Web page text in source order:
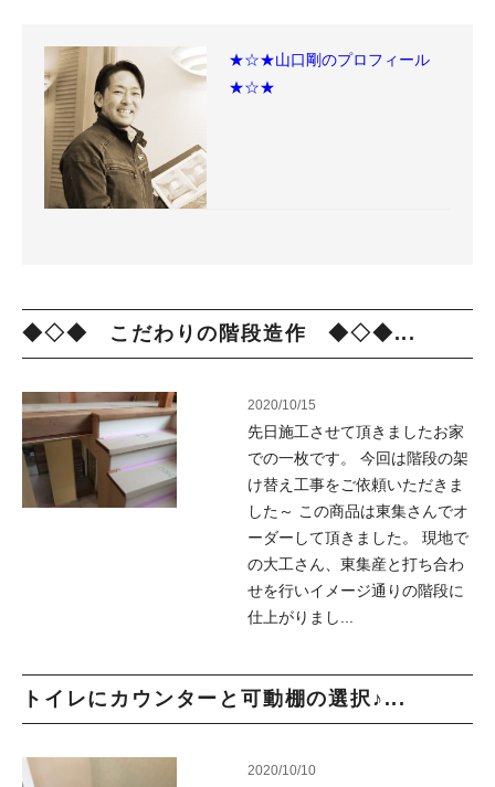
★☆★山口剛のプロフィール
★☆★
◆◇◆ こだわりの階段造作 ◆◇◆...
2020/10/15
先日施工させて頂きましたお家
での一枚です。 今回は階段の架
け替え工事をご依頼いただきま
した～ この商品は東集さんでオ
ーダーして頂きました。 現地で
の大工さん、東集産と打ち合わ
せを行いイメージ通りの階段に
仕上がりまし...
トイレにカウンターと可動棚の選択♪...
2020/10/10